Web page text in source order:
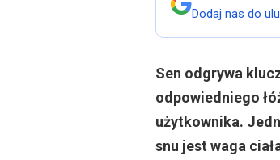
Dodaj nas do
Sen odgrywa
odpowiedniego
użytkownika.
snu jest waga